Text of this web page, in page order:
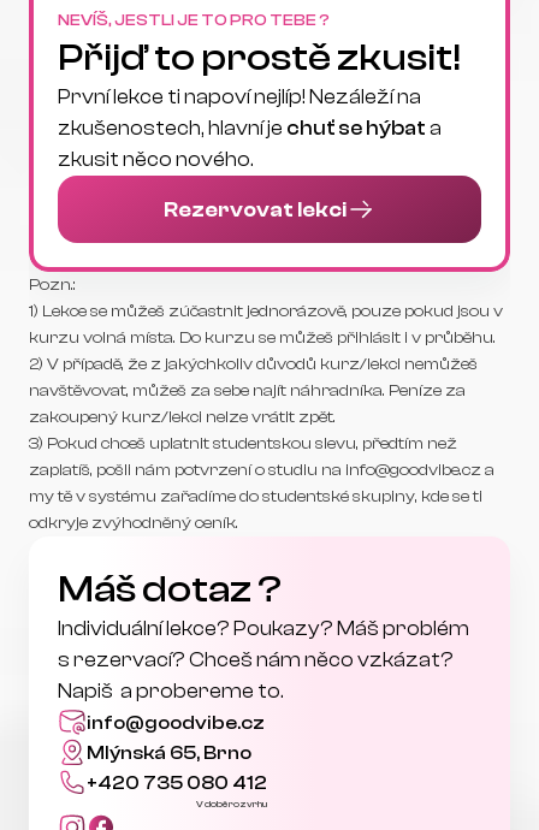
NEVÍŠ, JESTLI JE TO PRO TEBE ?
Přijď to prostě zkusit!
První lekce ti napoví nejlíp! Nezáleží na
zkušenostech, hlavní je chuť se hýbat a
zkusit něco nového.
Rezervovat lekci
Pozn.:
1) Lekce se můžeš zúčastnit jednorázově, pouze pokud jsou v
kurzu volná místa. Do kurzu se můžeš přihlásit i v průběhu.
2) V případě, že z jakýchkoliv důvodů kurz/lekci nemůžeš
navštěvovat, můžeš za sebe najít náhradníka. Peníze za
zakoupený kurz/lekci nelze vrátit zpět.
3) Pokud chceš uplatnit studentskou slevu, předtím než
zaplatíš, pošli nám potvrzení o studiu na info@goodvibe.cz a
my tě v systému zařadíme do studentské skupiny, kde se ti
odkryje zvýhodněný ceník.
Máš dotaz ?
Individuální lekce? Poukazy? Máš problém
s rezervací? Chceš nám něco vzkázat?
Napiš  a probereme to.
info@goodvibe.cz
Mlýnská 65, Brno
+420 735 080 412
V době rozvrhu